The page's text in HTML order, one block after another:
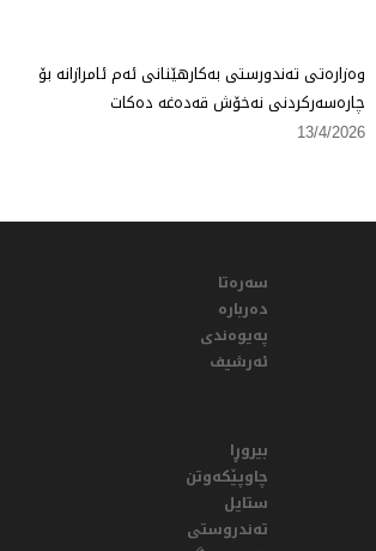
وەزارەتی تەندورستی بەكارهێنانی ئەم ئامرازانە بۆ
چارەسەركردنی نەخۆش قەدەغە دەكات
13/4/2026
سەرەتا
دەربارە
پەیوەندی
ئەرشیف
بیروڕا
چاوپێکەوتن
ستایل
تەندروستی